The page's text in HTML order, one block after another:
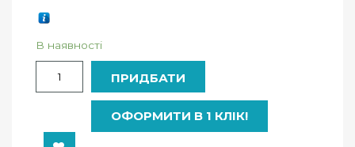
В наявності
ПРИДБАТИ
ОФОРМИТИ В 1 КЛІК!